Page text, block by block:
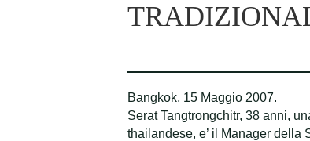
Bangkok, 15 Maggio 2007.
Serat Tangtrongchitr, 38 anni,
thailandese, e’ il Manager